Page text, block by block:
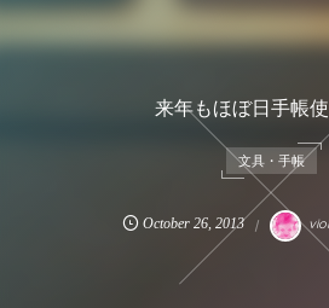
来年もほぼ日手帳
文具・手帳
October 26, 2013